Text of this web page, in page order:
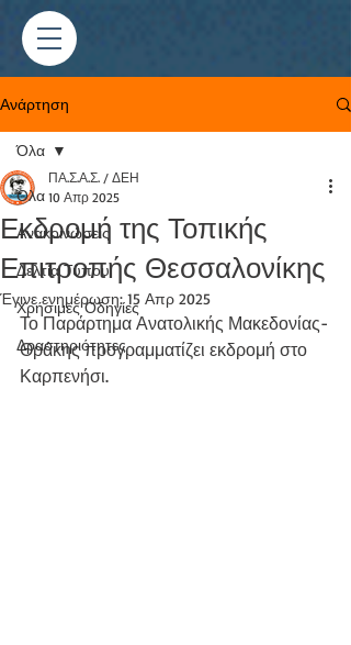
Ανάρτηση
Όλα
Ανακοινώσεις
Δελτία Τύπου
Χρήσιμες Οδηγίες
Δραστηριότητες
Όλα
Εκδρομή της Τοπικής
Επιτροπής Θεσσαλονίκης
ΠΑ.Σ.Α.Σ. / ΔΕΗ
10 Απρ 2025
Έγινε ενημέρωση:15 Απρ 2025
Το Παράρτημα Ανατολικής Μακεδονίας-
Θράκης προγραμματίζει εκδρομή στο
Καρπενήσι.